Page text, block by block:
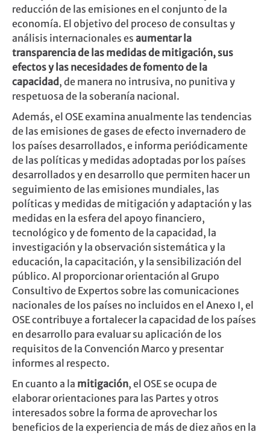
reducción de las emisiones en el conjunto de la
economía. El objetivo del proceso de consultas y
análisis internacionales es aumentar la
transparencia de las medidas de mitigación, sus
efectos y las necesidades de fomento de la
capacidad , de manera no intrusiva, no punitiva y
respetuosa de la soberanía nacional.
Además, el OSE examina anualmente las tendencias
de las emisiones de gases de efecto invernadero de
los países desarrollados, e informa periódicamente
de las políticas y medidas adoptadas por los países
desarrollados y en desarrollo que permiten hacer un
seguimiento de las emisiones mundiales, las
políticas y medidas de mitigación y adaptación y las
medidas en la esfera del apoyo financiero,
tecnológico y de fomento de la capacidad, la
investigación y la observación sistemática y la
educación, la capacitación, y la sensibilización del
público. Al proporcionar orientación al Grupo
Consultivo de Expertos sobre las comunicaciones
nacionales de los países no incluidos en el Anexo I, el
OSE contribuye a fortalecer la capacidad de los países
en desarrollo para evaluar su aplicación de los
requisitos de la Convención Marco y presentar
informes al respecto.
En cuanto a la mitigación, el OSE se ocupa de
elaborar orientaciones para las Partes y otros
interesados sobre la forma de aprovechar los
beneficios de la experiencia de más de diez años en la